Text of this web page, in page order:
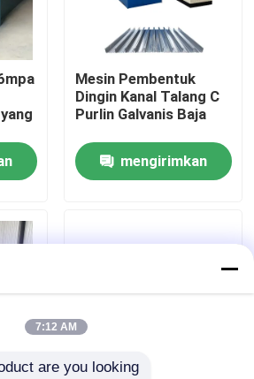
double layer
Mesin Pembentuk
Dingin Kanal Talang C
Purlin Galvanis Baja
mengirimkan
7:12 AM
are you looking